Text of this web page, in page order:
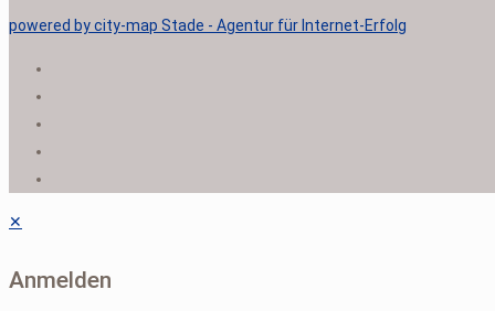
powered by city-map Stade - Agentur für Internet-Erfolg
✕
Anmelden